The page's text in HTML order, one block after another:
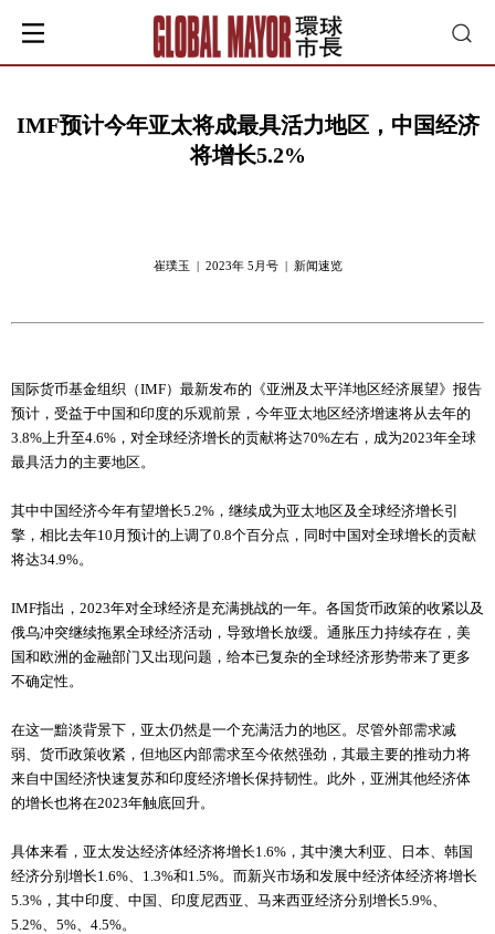
IMF预计今年亚太将成最具活力地区，中国经济
将增长5.2%
崔璞玉 | 2023年 5月号 | 新闻速览
国际货币基金组织（IMF）最新发布的《亚洲及太平洋地区经济展望》报告
预计，受益于中国和印度的乐观前景，今年亚太地区经济增速将从去年的
3.8%上升至4.6%，对全球经济增长的贡献将达70%左右，成为2023年全球
最具活力的主要地区。
其中中国经济今年有望增长5.2%，继续成为亚太地区及全球经济增长引
擎，相比去年10月预计的上调了0.8个百分点，同时中国对全球增长的贡献
将达34.9%。
IMF指出，2023年对全球经济是充满挑战的一年。各国货币政策的收紧以及
俄乌冲突继续拖累全球经济活动，导致增长放缓。通胀压力持续存在，美
国和欧洲的金融部门又出现问题，给本已复杂的全球经济形势带来了更多
不确定性。
在这一黯淡背景下，亚太仍然是一个充满活力的地区。尽管外部需求减
弱、货币政策收紧，但地区内部需求至今依然强劲，其最主要的推动力将
来自中国经济快速复苏和印度经济增长保持韧性。此外，亚洲其他经济体
的增长也将在2023年触底回升。
具体来看，亚太发达经济体经济将增长1.6%，其中澳大利亚、日本、韩国
经济分别增长1.6%、1.3%和1.5%。而新兴市场和发展中经济体经济将增长
5.3%，其中印度、中国、印度尼西亚、马来西亚经济分别增长5.9%、
5.2%、5%、4.5%。